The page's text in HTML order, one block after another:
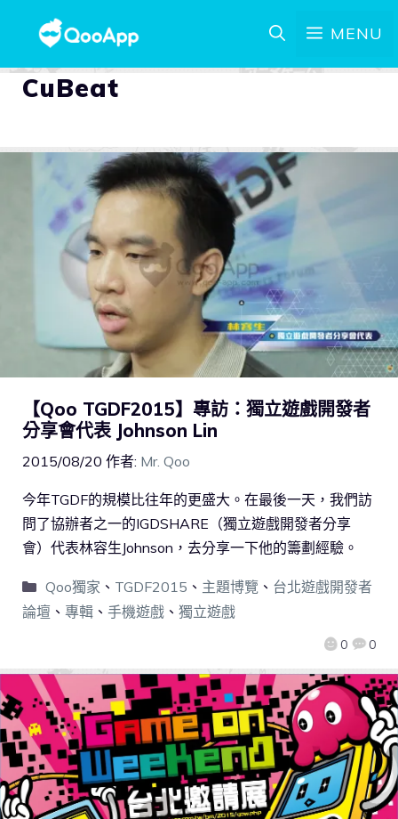
MENU
CuBeat
【Qoo TGDF2015】專訪：獨立遊戲開發者
分享會代表 Johnson Lin
2015/08/20 作者: Mr. Qoo
0 0
今年TGDF的規模比往年的更盛大。在最後一天，我們訪
問了協辦者之一的IGDSHARE（獨立遊戲開發者分享
會）代表林容生Johnson，去分享一下他的籌劃經驗。
Qoo獨家 、 TGDF2015 、 主題博覽 、 台北遊戲開發者
論壇 、 專輯 、 手機遊戲 、 獨立遊戲